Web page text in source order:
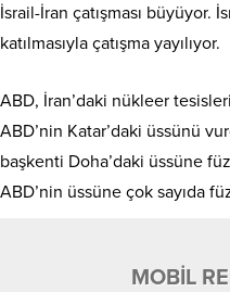
İsrail-İran çatışması büyüyor.
katılmasıyla çatışma yayılıyor.
ABD, İran’daki nükleer
ABD’nin Katar’daki üssünü
başkenti Doha’daki üssüne
ABD’nin üssüne çok sayıda
MOBİL